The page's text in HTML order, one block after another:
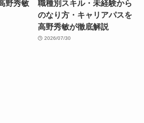
野秀敏
職種別スキル・未経験から
のなり方・キャリアパスを
高野秀敏が徹底解説
2026/07/30